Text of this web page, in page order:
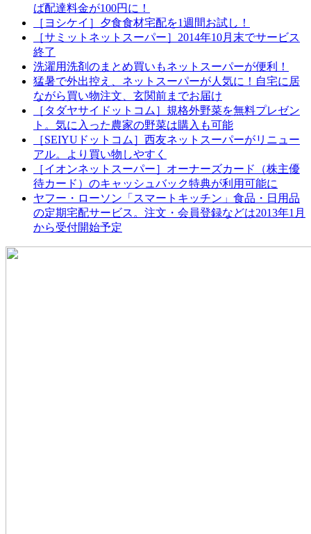
ば配達料金が100円に！
［ヨシケイ］夕食食材宅配を1週間お試し！
［サミットネットスーパー］2014年10月末でサービス
終了
洗濯用洗剤のまとめ買いもネットスーパーが便利！
猛暑で外出控え、ネットスーパーが人気に！自宅に居
ながら買い物注文、玄関前までお届け
［タダヤサイドットコム］規格外野菜を無料プレゼン
ト。気に入った農家の野菜は購入も可能
［SEIYUドットコム］西友ネットスーパーがリニュー
アル。より買い物しやすく
［イオンネットスーパー］オーナーズカード（株主優
待カード）のキャッシュバック特典が利用可能に
ヤフー・ローソン「スマートキッチン」食品・日用品
の定期宅配サービス。注文・会員登録などは2013年1月
から受付開始予定